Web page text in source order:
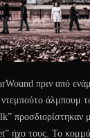
πριν από
άλμπουμ
προσδιορίστηκαν
ήχο τους. Το